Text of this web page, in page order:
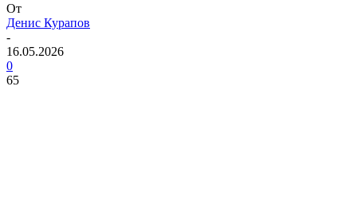
От
Денис Курапов
-
16.05.2026
0
65